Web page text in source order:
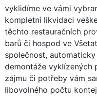
vyklidíme ve vámi
kompletní likvidaci
těchto restauračních
barů či hospod ve
společnost,
demontáže vyklízených
zájmu či potřeby vám
libovolného počtu